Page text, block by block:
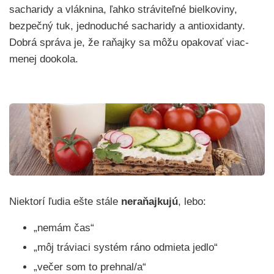
sacharidy a vláknina, ľahko stráviteľné bielkoviny,
bezpečný tuk, jednoduché sacharidy a antioxidanty.
Dobrá správa je, že raňajky sa môžu opakovať viac-
menej dookola.
Niektorí ľudia ešte stále neraňajkujú, lebo:
„nemám čas“
„môj tráviaci systém ráno odmieta jedlo“
„večer som to prehnal/a“